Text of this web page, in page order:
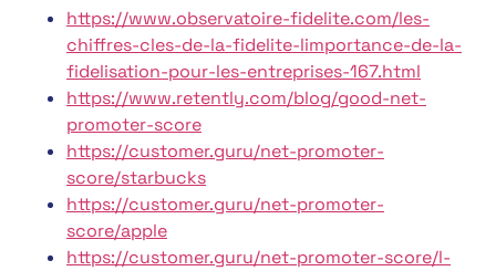
https://www.observatoire-fidelite.com/les-
chiffres-cles-de-la-fidelite-limportance-de-la-
fidelisation-pour-les-entreprises-167.html
https://www.retently.com/blog/good-net-
promoter-score
https://customer.guru/net-promoter-
score/starbucks
https://customer.guru/net-promoter-
score/apple
https://customer.guru/net-promoter-score/l-